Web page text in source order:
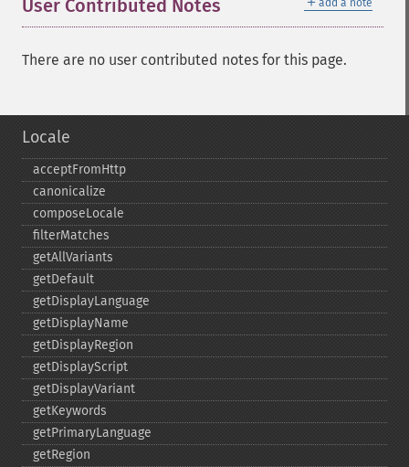
add a note
User Contributed Notes
There are no user contributed notes for this page.
Locale
acceptFromHttp
canonicalize
composeLocale
filterMatches
getAllVariants
getDefault
getDisplayLanguage
getDisplayName
getDisplayRegion
getDisplayScript
getDisplayVariant
getKeywords
getPrimaryLanguage
getRegion